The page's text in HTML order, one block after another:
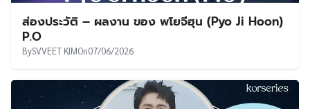
ส่องประวัติ – ผลงาน ของ พโยจีฮุน (Pyo Ji Hoon)
P.O
BySVVEET KIMOn07/06/2026